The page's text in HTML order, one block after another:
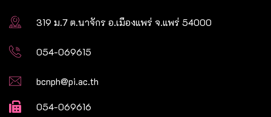
319 ม.7 ต.นาจักร อ.เมืองแพร่ จ.แพร่ 54000
054-069615
bcnph@pi.ac.th
054-069616